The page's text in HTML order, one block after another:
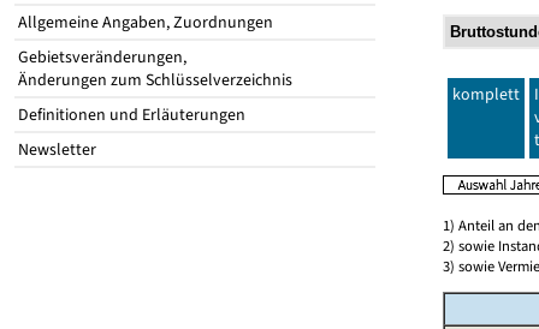
Allgemeine Angaben, Zuordnungen
Gebietsveränderungen,
Änderungen zum Schlüsselverzeichnis
Definitionen und Erläuterungen
Newsletter
komplett
1) Anteil an
2) sowie
3) sowie